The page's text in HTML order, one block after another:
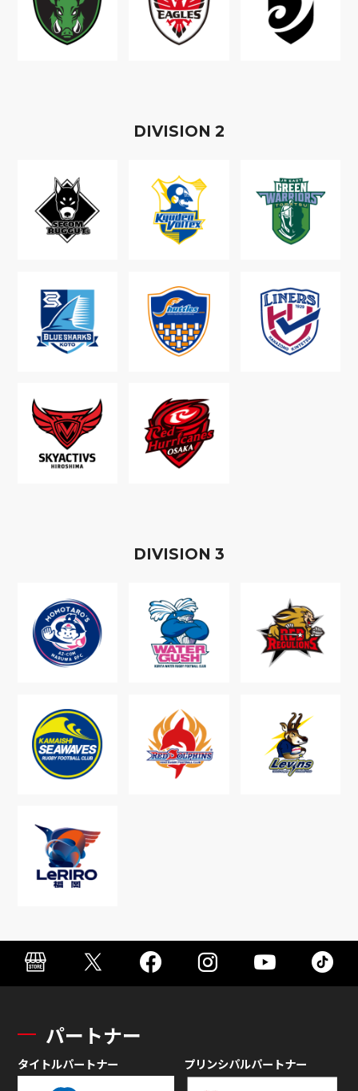
DIVISION 2
DIVISION 3
パートナー
タイトルパートナー プリンシパルパートナー